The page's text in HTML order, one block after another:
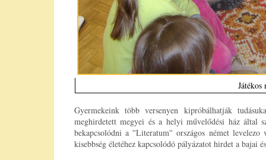
Játékos
Gyermekeink több versenyen kipróbálhatják
meghirdetett megyei és a helyi művelődési ház által
bekapcsolódni a ''Literatum'' országos német
kisebbség életéhez kapcsolódó pályázatot hirdet a bajai